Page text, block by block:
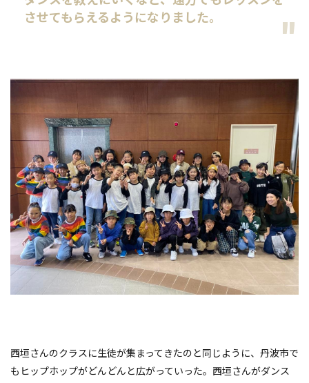
させてもらえるようになりました。
西垣さんのクラスに生徒が集まってきたのと同じように、丹波市で
もヒップホップがどんどんと広がっていった。西垣さんがダンス